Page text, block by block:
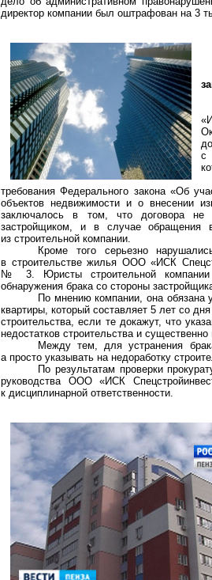
директор компании был оштрафован на 3
с
требования Федерального закона «Об
объектов недвижимости и о внесении
заключалось в том, что договора не
застройщиком, и в случае обращения
из строительной компании.
Кроме того серьезно
в строительстве жилья ООО «ИСК
№ 3. Юристы строительной компании
обнаружения брака со стороны
По мнению компании, она обязана
квартиры, который составляет 5 лет со
строительства, если те докажут, что
недостатков строительства и
Между тем, для устранения
а просто указывать на недоработку
По результатам проверки
руководства ООО «ИСК
к дисциплинарной ответственности.